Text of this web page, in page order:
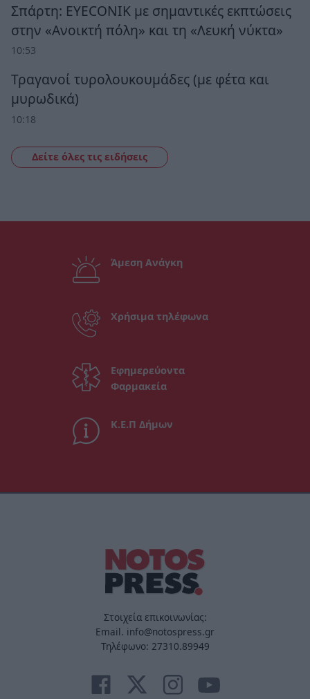
Σπάρτη: EYECONIK με σημαντικές εκπτώσεις
στην «Ανοικτή πόλη» και τη «Λευκή νύκτα»
10:53
Τραγανοί τυρολουκουμάδες (με φέτα και
μυρωδικά)
10:18
Δείτε όλες τις ειδήσεις
Άμεση Ανάγκη
Χρήσιμα τηλέφωνα
Εφημερεύοντα
Φαρμακεία
Κ.Ε.Π Δήμων
Στοιχεία επικοινωνίας:
Email. info@notospress.gr
Τηλέφωνο: 27310.89949